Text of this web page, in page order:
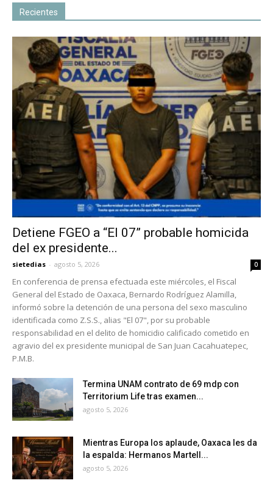
Recientes
Detiene FGEO a “El 07” probable homicida
del ex presidente...
sietedias - agosto 5, 2026 0
En conferencia de prensa efectuada este miércoles, el Fiscal
General del Estado de Oaxaca, Bernardo Rodríguez Alamilla,
informó sobre la detención de una persona del sexo masculino
identificada como Z.S.S., alias "El 07", por su probable
responsabilidad en el delito de homicidio calificado cometido en
agravio del ex presidente municipal de San Juan Cacahuatepec,
P.M.B.
Termina UNAM contrato de 69 mdp con
Territorium Life tras examen...
agosto 5, 2026
Mientras Europa los aplaude, Oaxaca les da
la espalda: Hermanos Martell...
agosto 5, 2026